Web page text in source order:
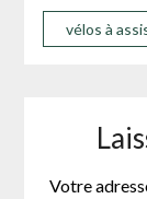
vélos à
Votre